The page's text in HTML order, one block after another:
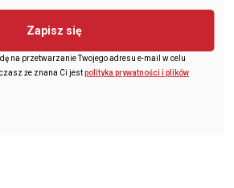
Zapisz się
na przetwarzanie Twojego adresu e-mail w celu
że znana Ci jestpolityka prywatności i plików